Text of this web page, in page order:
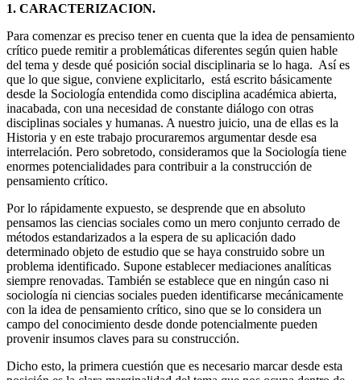
1. CARACTERIZACION.
Para comenzar es preciso tener en cuenta que la idea de pensamiento
crítico puede remitir a problemáticas diferentes según quien hable
del tema y desde qué posición social disciplinaria se lo haga. Así es
que lo que sigue, conviene explicitarlo, está escrito básicamente
desde la Sociología entendida como disciplina académica abierta,
inacabada, con una necesidad de constante diálogo con otras
disciplinas sociales y humanas. A nuestro juicio, una de ellas es la
Historia y en este trabajo procuraremos argumentar desde esa
interrelación. Pero sobretodo, consideramos que la Sociología tiene
enormes potencialidades para contribuir a la construcción de
pensamiento crítico.
Por lo rápidamente expuesto, se desprende que en absoluto
pensamos las ciencias sociales como un mero conjunto cerrado de
métodos estandarizados a la espera de su aplicación dado
determinado objeto de estudio que se haya construido sobre un
problema identificado. Supone establecer mediaciones analíticas
siempre renovadas. También se establece que en ningún caso ni
sociología ni ciencias sociales pueden identificarse mecánicamente
con la idea de pensamiento crítico, sino que se lo considera un
campo del conocimiento desde donde potencialmente pueden
provenir insumos claves para su construcción.
Dicho esto, la primera cuestión que es necesario marcar desde esta